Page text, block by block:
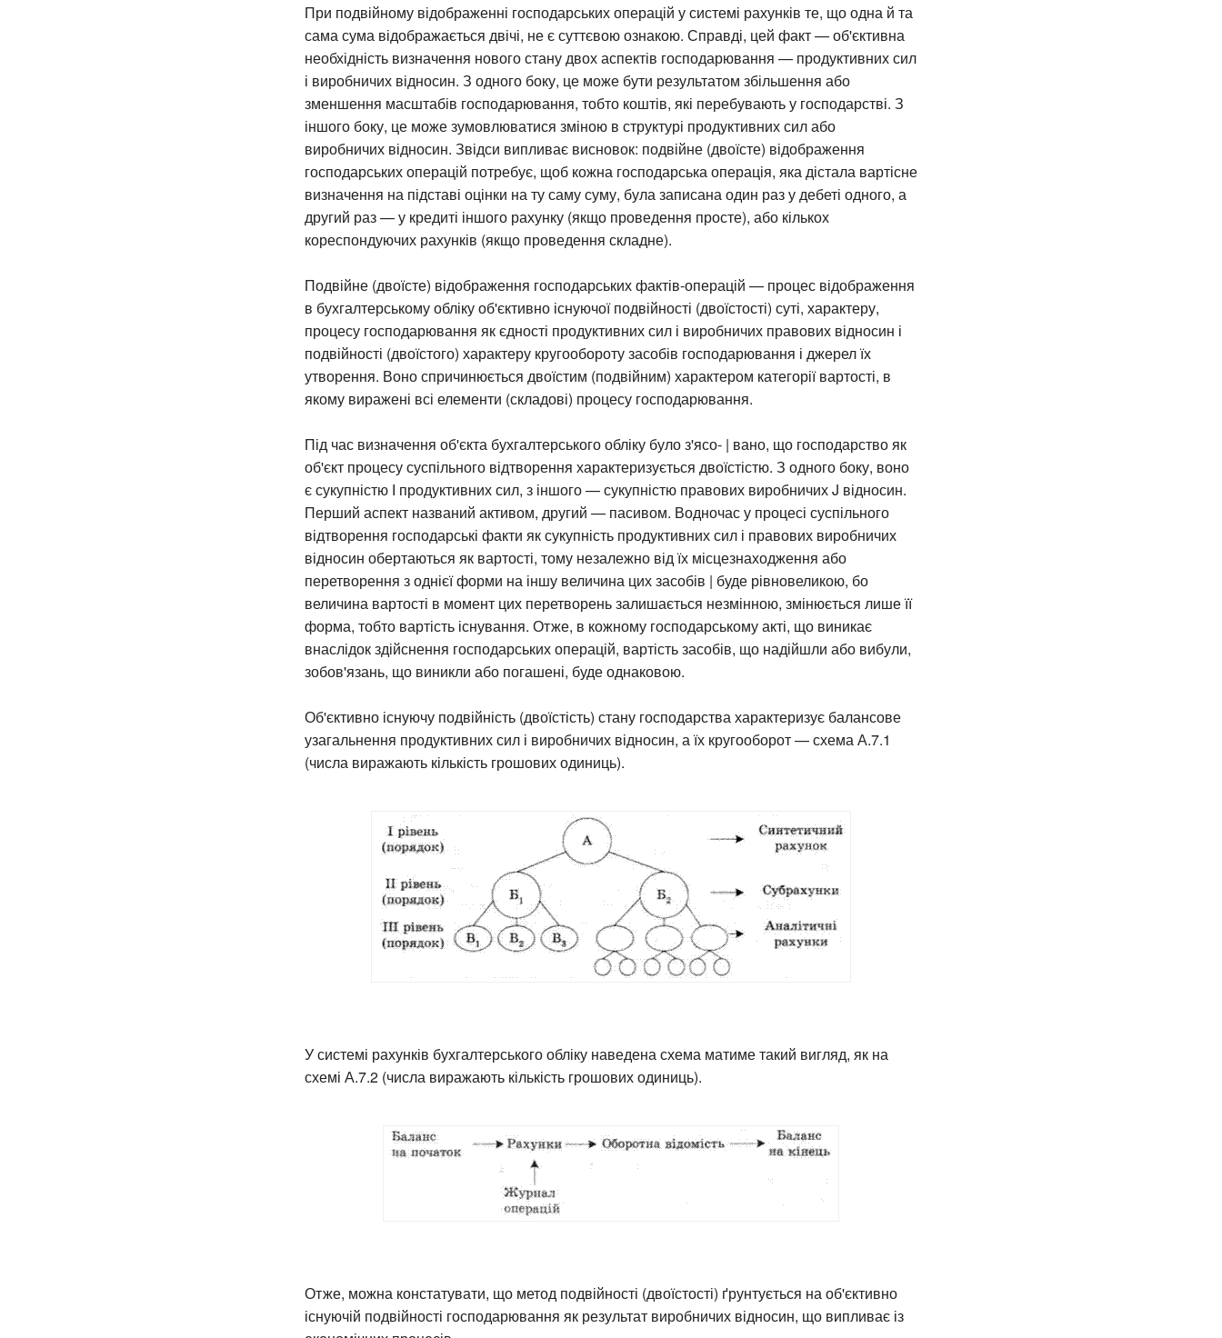
При подвійному відображенні господарських операцій у системі рахунків те, що одна й та
сама сума відображається двічі, не є суттєвою ознакою. Справді, цей факт — об'єктивна
необхідність визначення нового стану двох аспектів господарювання — продуктивних сил
і виробничих відносин. З одного боку, це може бути результатом збільшення або
зменшення масштабів господарювання, тобто коштів, які перебувають у господарстві. З
іншого боку, це може зумовлюватися зміною в структурі продуктивних сил або
виробничих відносин. Звідси випливає висновок: подвійне (двоїсте) відображення
господарських операцій потребує, щоб кожна господарська операція, яка дістала вартісне
визначення на підставі оцінки на ту саму суму, була записана один раз у дебеті одного, а
другий раз — у кредиті іншого рахунку (якщо проведення просте), або кількох
кореспондуючих рахунків (якщо проведення складне).
Подвійне (двоїсте) відображення господарських фактів-операцій — процес відображення
в бухгалтерському обліку об'єктивно існуючої подвійності (двоїстості) суті, характеру,
процесу господарювання як єдності продуктивних сил і виробничих правових відносин і
подвійності (двоїстого) характеру кругообороту засобів господарювання і джерел їх
утворення. Воно спричинюється двоїстим (подвійним) характером категорії вартості, в
якому виражені всі елементи (складові) процесу господарювання.
Під час визначення об'єкта бухгалтерського обліку було з'ясо- | вано, що господарство як
об'єкт процесу суспільного відтворення характеризується двоїстістю. З одного боку, воно
є сукупністю І продуктивних сил, з іншого — сукупністю правових виробничих J відносин.
Перший аспект названий активом, другий — пасивом. Водночас у процесі суспільного
відтворення господарські факти як сукупність продуктивних сил і правових виробничих
відносин обертаються як вартості, тому незалежно від їх місцезнаходження або
перетворення з однієї форми на іншу величина цих засобів | буде рівновеликою, бо
величина вартості в момент цих перетворень залишається незмінною, змінюється лише її
форма, тобто вартість існування. Отже, в кожному господарському акті, що виникає
внаслідок здійснення господарських операцій, вартість засобів, що надійшли або вибули,
зобов'язань, що виникли або погашені, буде однаковою.
Об'єктивно існуючу подвійність (двоїстість) стану господарства характеризує балансове
узагальнення продуктивних сил і виробничих відносин, а їх кругооборот — схема А.7.1
(числа виражають кількість грошових одиниць).
У системі рахунків бухгалтерського обліку наведена схема матиме такий вигляд, як на
схемі А.7.2 (числа виражають кількість грошових одиниць).
Отже, можна констатувати, що метод подвійності (двоїстості) ґрунтується на об'єктивно
існуючій подвійності господарювання як результат виробничих відносин, що випливає із